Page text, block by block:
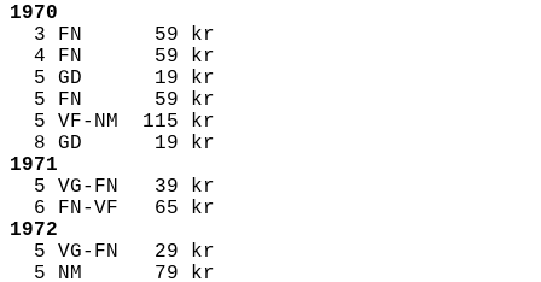
1970
3 FN 59 kr
4 FN 59 kr
5 GD 19 kr
5 FN 59 kr
5 VF-NM 115 kr
8 GD 19 kr
1971
5 VG-FN 39 kr
6 FN-VF 65 kr
1972
5 VG-FN 29 kr
5 NM 79 kr